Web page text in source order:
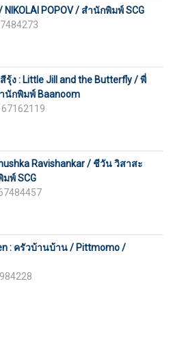
POPOV / สำนักพิมพ์ SCG
รุ้ง : Little Jill and the Butterfly / พี่
นักพิมพ์ Baanoom
Ravishankar / ชีวัน วิสาสะ
พ์ SCG
: ครัวบ้านบ้าน / Pittmomo /